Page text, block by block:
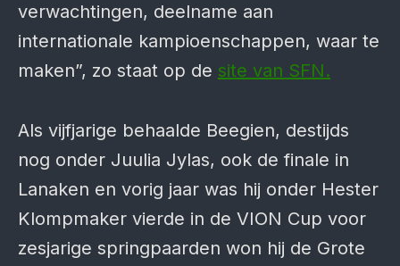
verwachtingen, deelname aan
internationale kampioenschappen, waar te
maken”, zo staat op de site van SFN.
Als vijfjarige behaalde Beegien, destijds
nog onder Juulia Jylas, ook de finale in
Lanaken en vorig jaar was hij onder Hester
Klompmaker vierde in de VION Cup voor
zesjarige springpaarden won hij de Grote